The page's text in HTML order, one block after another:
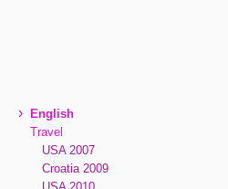
›
English
Travel
USA 2007
Croatia 2009